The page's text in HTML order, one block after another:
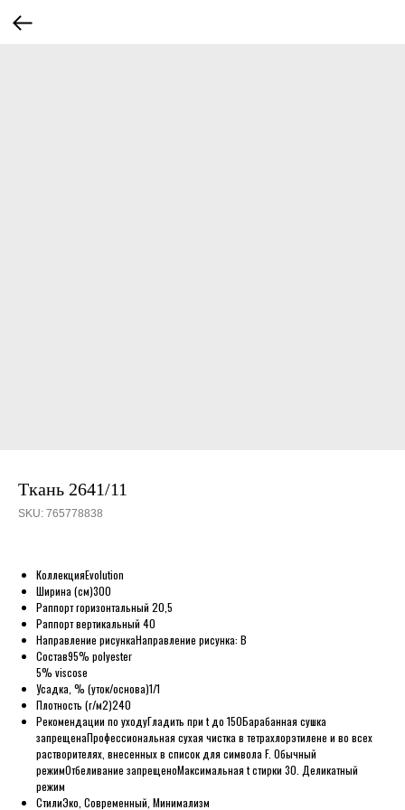
Ткань 2641/11
SKU: 765778838
КоллекцияEvolution
Ширина (см)300
Раппорт горизонтальный 20,5
Раппорт вертикальный 40
Направление рисункаНаправление рисунка: B
Состав95% polyester
5% viscose
Усадка, % (уток/основа)1/1
Плотность (г/м2)240
Рекомендации по уходуГладить при t до 150Барабанная сушка
запрещенаПрофессиональная сухая чистка в тетрахлорэтилене и во всех
растворителях, внесенных в список для символа F. Обычный
режимОтбеливание запрещеноМаксимальная t стирки 30. Деликатный
режим
СтилиЭко, Современный, Минимализм